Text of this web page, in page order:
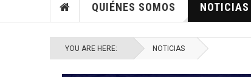
QUIÉNES SOMOS NOTICIAS
YOU ARE HERE: NOTICIAS